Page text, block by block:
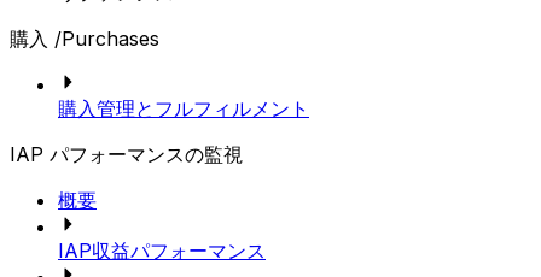
購入 /Purchases
購入管理とフルフィルメント
IAP パフォーマンスの監視
概要
IAP収益パフォーマンス